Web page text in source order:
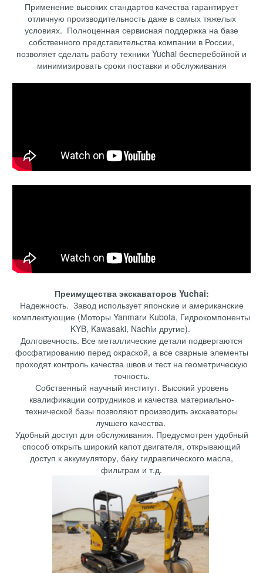
Применение высоких стандартов качества гарантирует
отличную производительность даже в самых тяжелых
условиях. Полноценная сервисная поддержка на базе
собственного представительства компании в России,
позволяет сделать работу техники Yuchai бесперебойной и
минимизировать сроки поставки и обслуживания
Преимущества экскаваторов Yuchai:
Надежность. Завод использует японские и американские
комплектующие (Моторы Yanmarи Kubota, Гидрокомпоненты
KYB, Kawasaki, Nachiи другие).
Долговечность. Все металлические детали подвергаются
фосфатированию перед окраской, а все сварные элементы
проходят контроль качества швов и тест на геометрическую
точность.
Собственный научный институт. Высокий уровень
квалификации сотрудников и качества материально-
технической базы позволяют производить экскаваторы
лучшего качества.
Удобный доступ для обслуживания. Предусмотрен удобный
способ открыть широкий капот двигателя, открывающий
доступ к аккумулятору, баку гидравлического масла,
фильтрам и т.д.